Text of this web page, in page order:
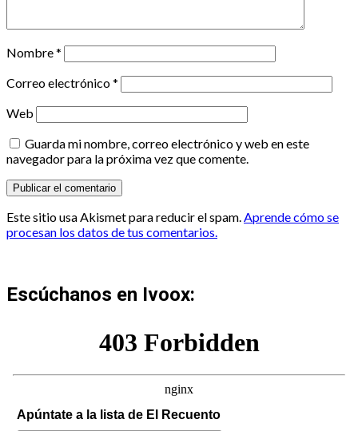
Nombre*
Correo electrónico*
Web
Guarda mi nombre, correo electrónico y web en este
navegador para la próxima vez que comente.
Este sitio usa Akismet para reducir el spam.Aprende cómo se
procesan los datos de tus comentarios.
Escúchanos en Ivoox:
Apúntate a la lista de El Recuento